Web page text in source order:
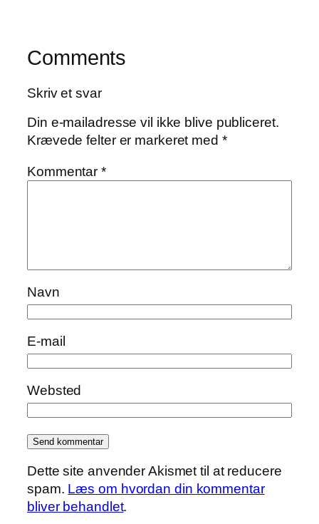
Comments
Skriv et svar
Din e-mailadresse vil ikke blive publiceret.
Krævede felter er markeret med *
Kommentar*
Navn
E-mail
Websted
Dette site anvender Akismet til at reducere
spam. Læs om hvordan din kommentar
bliver behandlet.